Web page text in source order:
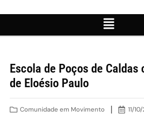
Escola de Poços de Caldas
de Eloésio Paulo
Comunidade em Movimento 11/